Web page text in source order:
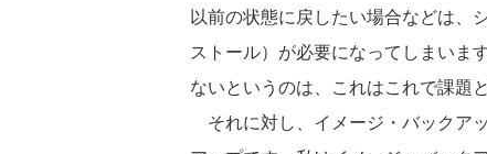
以前の状態に戻したい場合などは、
ストール）が必要になってしまいま
ないというのは、これはこれで課題
それに対し、イメージ・バックア